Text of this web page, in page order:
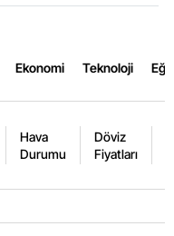
Ekonomi Teknoloji
Hava
Durumu
Döviz
Fiyatları